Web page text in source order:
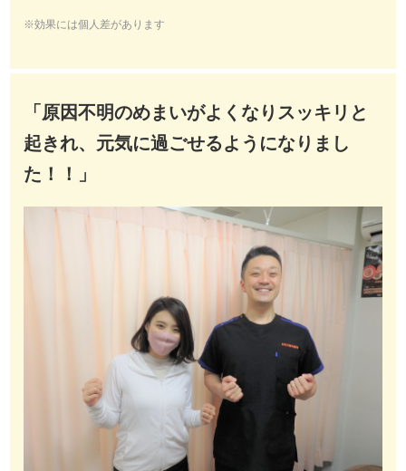
※効果には個人差があります
「原因不明のめまいがよくなりスッキリと
起きれ、元気に過ごせるようになりまし
た！！」